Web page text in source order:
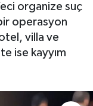
organize suç
operasyon
villa ve
ise kayyım